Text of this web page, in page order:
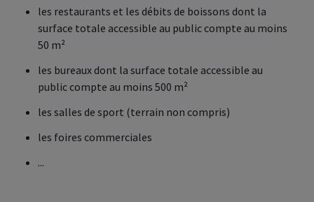
les restaurants et les débits de boissons dont la
surface totale accessible au public compte au moins
50 m²
les bureaux dont la surface totale accessible au
public compte au moins 500 m²
les salles de sport (terrain non compris)
les foires commerciales
...